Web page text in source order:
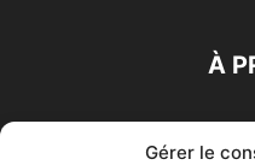
Gérer le
À